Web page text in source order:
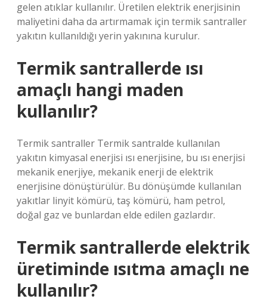
gelen atıklar kullanılır. Üretilen elektrik enerjisinin
maliyetini daha da artırmamak için termik santraller
yakıtın kullanıldığı yerin yakınına kurulur.
Termik santrallerde ısı
amaçlı hangi maden
kullanılır?
Termik santraller Termik santralde kullanılan
yakıtın kimyasal enerjisi ısı enerjisine, bu ısı enerjisi
mekanik enerjiye, mekanik enerji de elektrik
enerjisine dönüştürülür. Bu dönüşümde kullanılan
yakıtlar linyit kömürü, taş kömürü, ham petrol,
doğal gaz ve bunlardan elde edilen gazlardır.
Termik santrallerde elektrik
üretiminde ısıtma amaçlı ne
kullanılır?